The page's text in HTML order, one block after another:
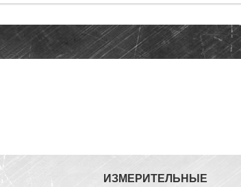
ИЗМЕРИТЕЛЬНЫЕ